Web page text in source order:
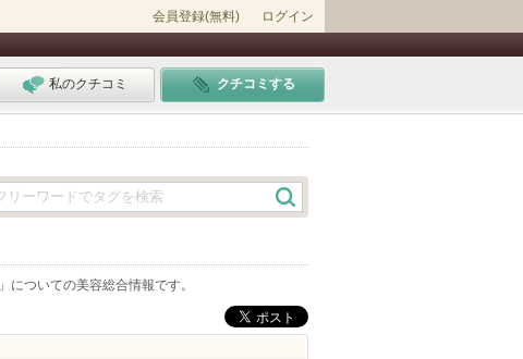
会員登録(無料) ログイン
私のクチコミ クチコミする
」についての美容総合情報です。